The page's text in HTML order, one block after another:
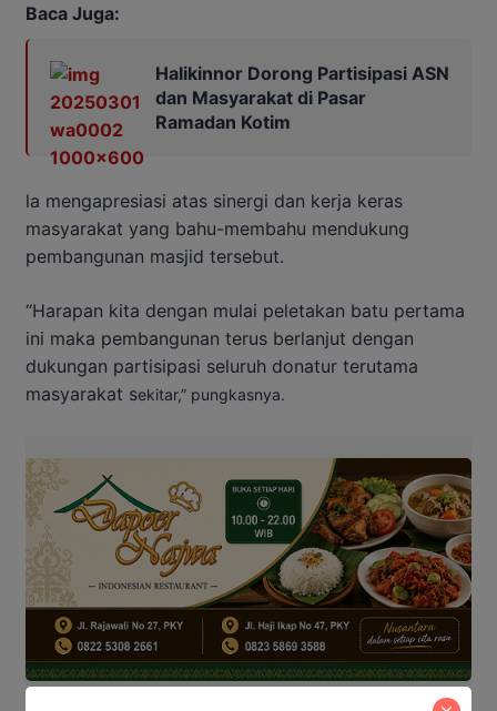
Baca Juga:
Halikinnor Dorong Partisipasi ASN
dan Masyarakat di Pasar
Ramadan Kotim
la mengapresiasi atas sinergi dan kerja keras
masyarakat yang bahu-membahu mendukung
pembangunan masjid tersebut.
“Harapan kita dengan mulai peletakan batu pertama
ini maka pembangunan terus berlanjut dengan
dukungan partisipasi seluruh donatur terutama
masyarakat sekitar,” pungkasnya.